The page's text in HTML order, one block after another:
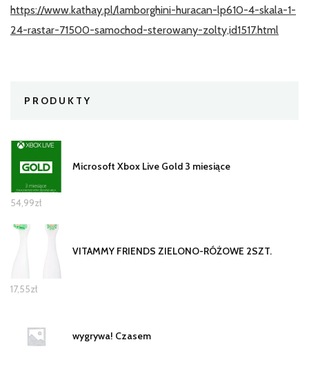
https://www.kathay.pl/lamborghini-huracan-lp610-4-skala-1-
24-rastar-71500-samochod-sterowany-zolty,id1517.html
PRODUKTY
Microsoft Xbox Live Gold 3 miesiące
54,99zł
VITAMMY FRIENDS ZIELONO-RÓŻOWE 2SZT.
17,55zł
wygrywa! Czasem